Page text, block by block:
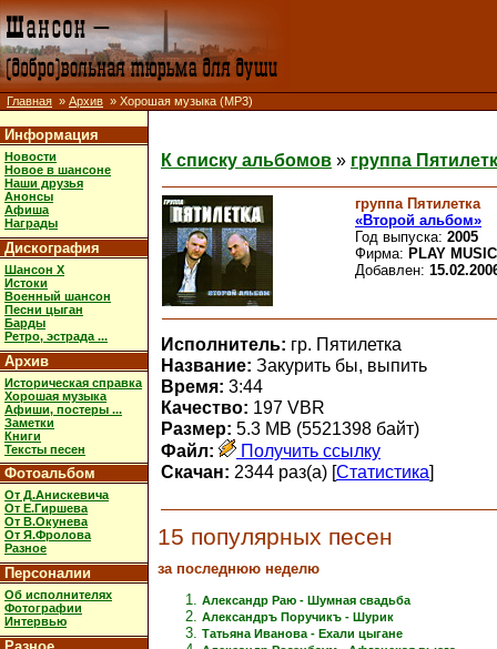
Главная » Архив » Хорошая музыка (MP3)
Информация
Новости
Новое в шансоне
Наши друзья
Анонсы
Афиша
Награды
Дискография
Шансон X
Истоки
Военный шансон
Песни цыган
Барды
Ретро, эстрада ...
Архив
Историческая справка
Хорошая музыка
Афиши, постеры ...
Заметки
Книги
Тексты песен
Фотоальбом
От Д.Анискевича
От Е.Гиршева
От В.Окунева
От Я.Фролова
Разное
Персоналии
Об исполнителях
Фотографии
Интервью
К списку альбомов » группа
группа Пятилетка
«Второй альбом»
Год выпуска: 2005
Фирма: PLAY
Добавлен:
Исполнитель: гр. Пятилетка
Название: Закурить бы, выпить
Время: 3:44
Качество: 197 VBR
Размер: 5.3 MB (5521398 байт)
Файл:
Получить ссылку
Скачан: 2344 раз(а) [Статистика]
15 популярных песен
за последнюю неделю
Александр Раю - Шумная свадьба
Александръ Поручикъ - Шурик
Татьяна Иванова - Ехали цыгане